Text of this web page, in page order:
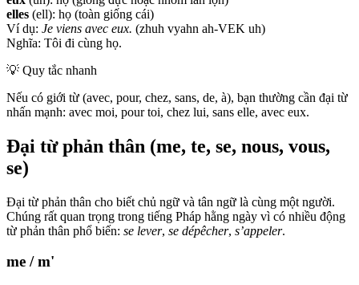
elles (ell): họ (toàn giống cái)
Ví dụ: Je viens avec eux. (zhuh vyahn ah-VEK uh)
Nghĩa: Tôi đi cùng họ.
💡 Quy tắc nhanh
Nếu có giới từ (avec, pour, chez, sans, de, à), bạn thường cần đại từ
nhấn mạnh: avec moi, pour toi, chez lui, sans elle, avec eux.
Đại từ phản thân (me, te, se, nous, vous,
se)
Đại từ phản thân cho biết chủ ngữ và tân ngữ là cùng một người.
Chúng rất quan trọng trong tiếng Pháp hằng ngày vì có nhiều động
từ phản thân phổ biến: se lever, se dépêcher, s’appeler.
me / m'